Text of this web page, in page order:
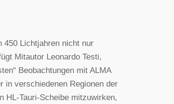
450 Lichtjahren nicht nur
Mitautor Leonardo Testi,
Beobachtungen mit ALMA
in verschiedenen Regionen der
HL-Tauri-Scheibe mitzuwirken,